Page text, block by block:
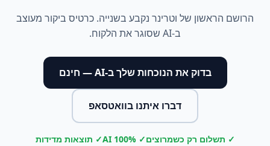
הרושם הראשון של וטרינר נקבע בשנייה. כרטיס ביקור מעוצב
ב-AI שסוגר את הלקוח.
בדוק את הנוכחות שלך ב-AI — חינם
דברו איתנו בוואטסאפ
✓ תשלום רק כשמרוצים✓ 100% AI
✓ תוצאות מדידות